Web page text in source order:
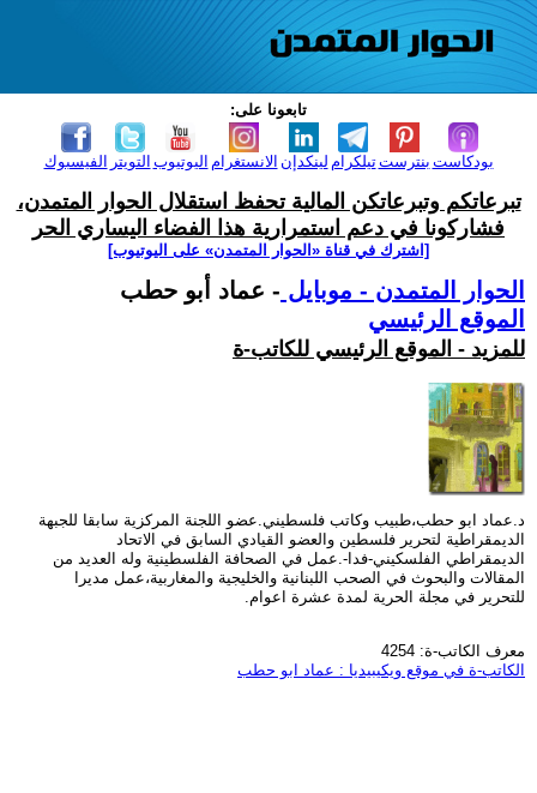
تابعونا على:
الفيسبوك التويتر اليوتيوب الانستغرام لينكدإن تيلكرامبنترست بودكاست
تبرعاتكم وتبرعاتكن المالية تحفظ استقلال الحوار المتمدن،
فشاركونا في دعم استمرارية هذا الفضاء اليساري الحر
[اشترك في قناة ‫«الحوار المتمدن» على اليوتيوب]
الحوار المتمدن - موبايل - عماد أبو حطب
الموقع الرئيسي
للمزيد - الموقع الرئيسي للكاتب-ة
د.عماد ابو حطب،طبيب وكاتب فلسطيني.عضو اللجنة المركزية سابقا للجبهة
الديمقراطية لتحرير فلسطين والعضو القيادي السابق في الاتحاد
الديمقراطي الفلسكيني-فدا-.عمل في الصحافة الفلسطينية وله العديد من
المقالات والبحوث في الصحب اللبنانية والخليجية والمغاربية،عمل مديرا
للتحرير في مجلة الحرية لمدة عشرة اعوام.
معرف الكاتب-ة: 4254
الكاتب-ة في موقع ويكيبيديا : عماد ابو حطب